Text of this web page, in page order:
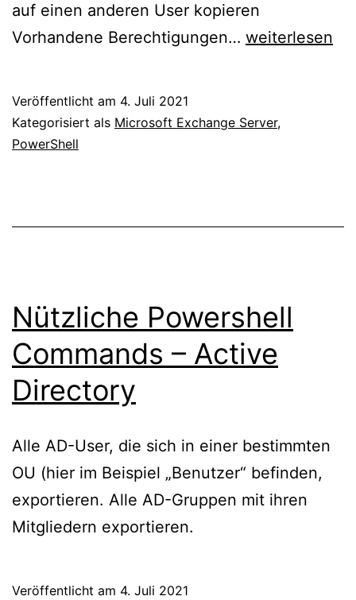
auf einen anderen User kopieren
Vorhandene Berechtigungen… Nützliche
–
weiterlesen
Veröffentlicht am 4. Juli 2021
Kategorisiert als Microsoft Exchange Server,
PowerShell
Nützliche Powershell
Commands – Active
Directory
Alle AD-User, die sich in einer bestimmten
OU (hier im Beispiel „Benutzer“ befinden,
exportieren. Alle AD-Gruppen mit ihren
Mitgliedern exportieren.
Veröffentlicht am 4. Juli 2021